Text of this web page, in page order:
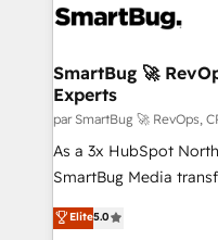
SmartBug 🚀
Experts
par SmartBug 🚀 RevOps,
As a 3x HubSpot
SmartBug Media
into a revenue engine.
includes specialized
Elite5.0